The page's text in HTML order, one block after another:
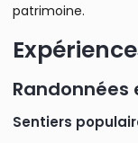
patrimoine.
Randonnées
Sentiers